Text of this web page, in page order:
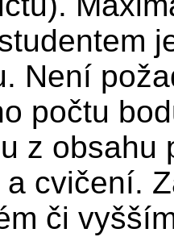
Není
počtu
z
cvičení.
či